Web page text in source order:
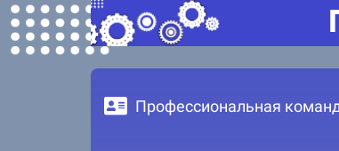
Профессиональная